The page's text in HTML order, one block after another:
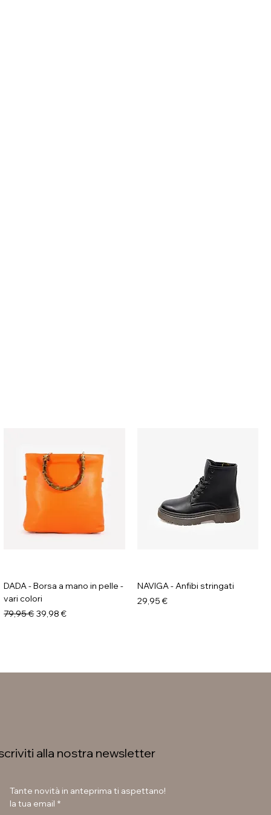
DADA - Borsa a mano in pelle -
vari colori
Prezzo regolare
79,95 € Prezzo scontato
39,98 €
NAVIGA - Anfibi stringati
Prezzo
29,95 €
alla nostra newsletter
Tante novità in anteprima ti aspettano!
la tua email *